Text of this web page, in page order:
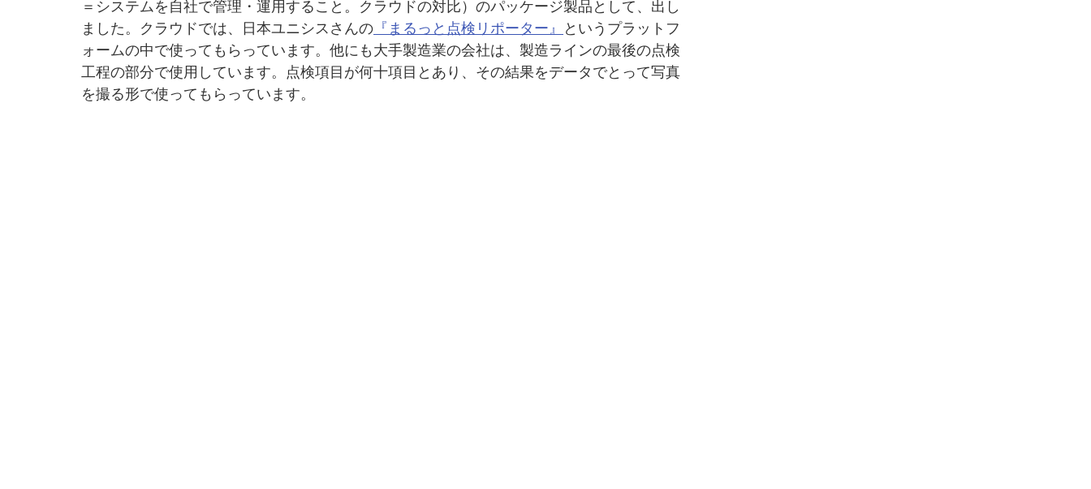
＝システムを自社で管理・運用すること。クラウドの対比）のパッケージ製品として、出し
ました。クラウドでは、日本ユニシスさんの 『まるっと点検リポーター』
というプラットフ
ォームの中で使ってもらっています。他にも大手製造業の会社は、製造ラインの最後の点検
工程の部分で使用しています。点検項目が何十項目とあり、その結果をデータでとって写真
を撮る形で使ってもらっています。